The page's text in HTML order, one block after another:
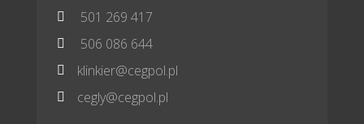
 501 269 417
 506 086 644
 klinkier@cegpol.pl
 cegly@cegpol.pl